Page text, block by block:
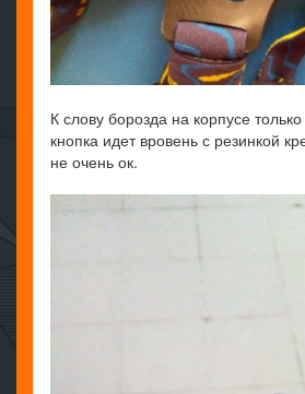
К слову борозда на корпусе
кнопка идет вровень с резинкой
не очень ок.